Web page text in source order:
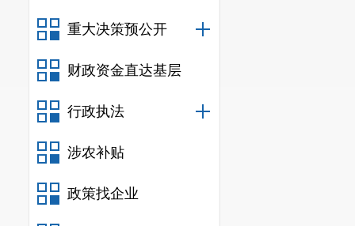
重大决策预公开
财政资金直达基层
行政执法
涉农补贴
政策找企业